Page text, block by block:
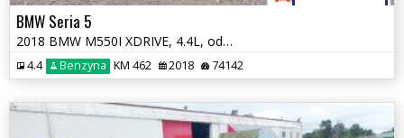
BMW Seria 5
2018 BMW M550I XDRIVE, 4.4L, od ubezpieczalni
4.4 Benzyna KM 462 2018 74142